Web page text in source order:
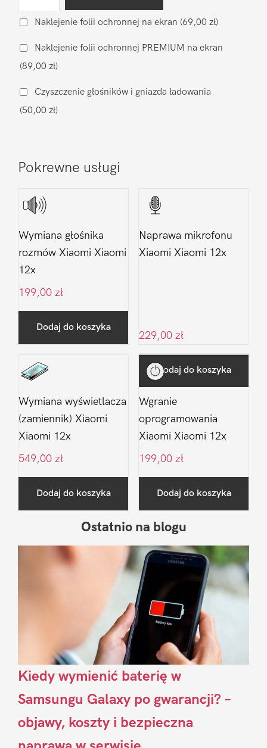
baterii
zamiennik
Xiaomi
Xiaomi
12x
Naklejenie folii ochronnej na ekran (69,00 zł)
Naklejenie folii ochronnej PREMIUM na ekran
(89,00 zł)
Czyszczenie głośników i gniazda ładowania
(50,00 zł)
Pokrewne usługi
Wymiana głośnika
rozmów Xiaomi Xiaomi
12x
199,00 zł
Dodaj do koszyka
Naprawa mikrofonu
Xiaomi Xiaomi 12x
229,00 zł
Dodaj do koszyka
Wymiana wyświetlacza
(zamiennik) Xiaomi
Xiaomi 12x
549,00 zł
Dodaj do koszyka
Wgranie
oprogramowania
Xiaomi Xiaomi 12x
199,00 zł
Dodaj do koszyka
Sidebar
Ostatnio na blogu
Kiedy wymienić baterię w
Samsungu Galaxy po gwarancji? –
objawy, koszty i bezpieczna